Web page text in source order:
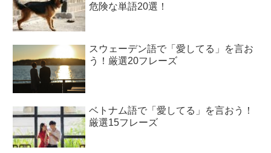
危険な単語20選！
スウェーデン語で「愛してる」を言お
う！厳選20フレーズ
ベトナム語で「愛してる」を言おう！
厳選15フレーズ